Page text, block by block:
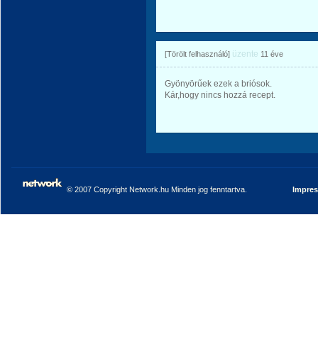
[Törölt felhasználó] üzente 11 éve
Gyönyörűek ezek a briósok.
Kár,hogy nincs hozzá recept.
© 2007 Copyright Network.hu Minden jog fenntartva.